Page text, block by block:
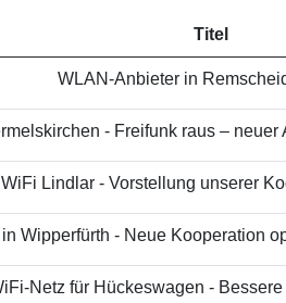
Titel
WLAN-Anbieter in
- Freifunk raus – neuer
WiFi Lindlar - Vorstellung unserer
Wipperfürth - Neue Kooperation
Netz für Hückeswagen -